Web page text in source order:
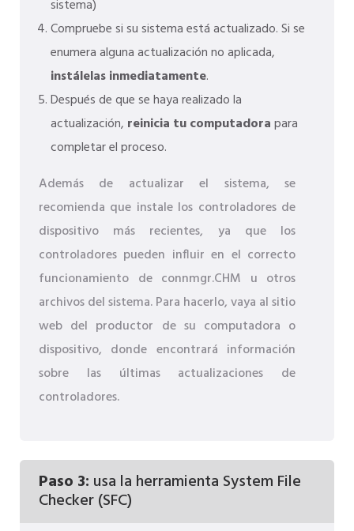
sistema)
Compruebe si su sistema está actualizado. Si se
enumera alguna actualización no aplicada,
instálelas inmediatamente.
Después de que se haya realizado la
actualización, reinicia tu computadorapara
completar el proceso.
Además de actualizar el sistema, se
recomienda que instale los controladores de
dispositivo más recientes, ya que los
controladores pueden influir en el correcto
funcionamiento de connmgr.CHM u otros
archivos del sistema. Para hacerlo, vaya al sitio
web del productor de su computadora o
dispositivo, donde encontrará información
sobre las últimas actualizaciones de
controladores.
Paso 3: usa la herramienta System File
Checker (SFC)